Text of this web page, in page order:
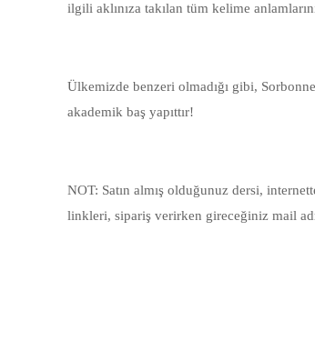
ilgili aklınıza takılan tüm kelime
Ülkemizde benzeri olmadığı gibi,
akademik baş yapıttır!
NOT: Satın almış olduğunuz dersi,
linkleri, sipariş verirken gireceğiniz mail